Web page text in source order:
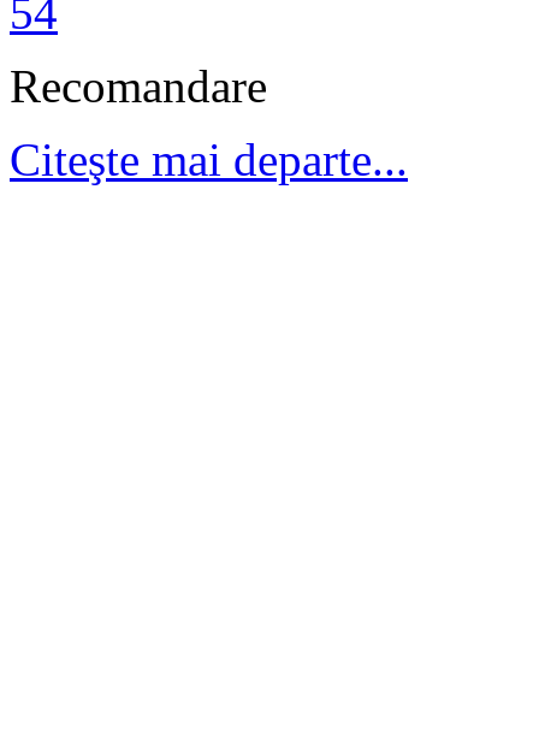
Recomandare
Citeşte mai departe...